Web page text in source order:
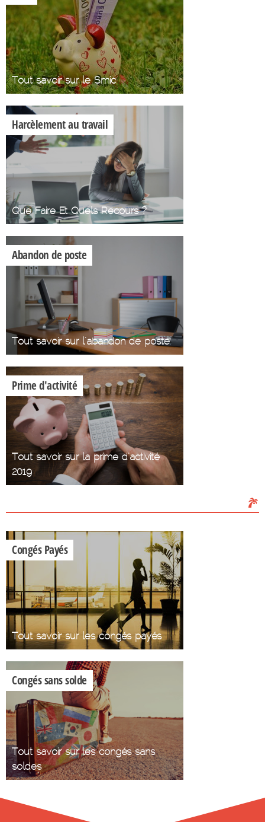
Tout savoir sur le Smic
Harcèlement au travail
Que Faire Et Quels Recours ?
Abandon de poste
Tout savoir sur l'abandon de poste
Prime d'activité
Tout savoir sur la prime d'activité
2019
Congés Payés
Tout savoir sur les congés payés
Congés sans solde
Tout savoir sur les congés sans
soldes